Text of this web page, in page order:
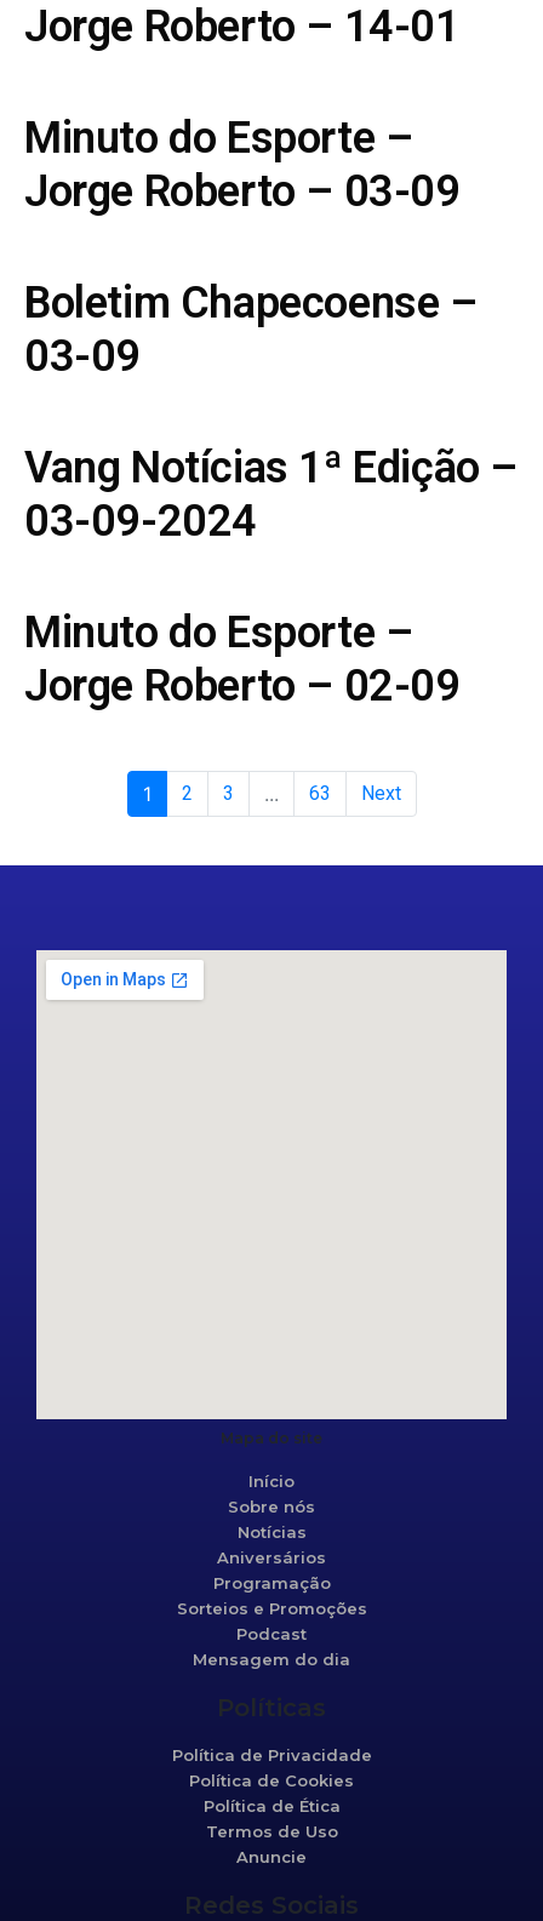
Jorge Roberto – 14-01
Minuto do Esporte –
Jorge Roberto – 03-09
Boletim Chapecoense –
03-09
Vang Notícias 1ª Edição –
03-09-2024
Minuto do Esporte –
Jorge Roberto – 02-09
1 2 3 ... 63 Next
Mapa do site
Início
Sobre nós
Notícias
Aniversários
Programação
Sorteios e Promoções
Podcast
Mensagem do dia
Políticas
Política de Privacidade
Política de Cookies
Política de Ética
Termos de Uso
Anuncie
Redes Sociais